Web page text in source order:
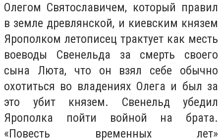
Олегом Святославичем, который правил
в земле древлянской, и киевским князем
Ярополком летописец трактует как месть
воеводы Свенельда за смерть своего
сына Люта, что он взял себе обычно
охотиться во владениях Олега и был за
это убит князем. Свенельд убедил
Ярополка пойти войной на брата.
«Повесть временных лет»